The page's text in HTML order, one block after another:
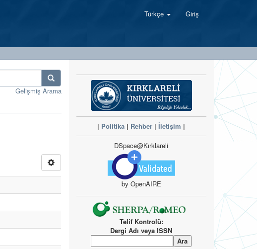
Türkçe Giriş
Gelişmiş Arama
| Politika | Rehber |İletişim |
DSpace@Kırklareli
by OpenAIRE
Telif Kontrolü:
Dergi Adı veya ISSN